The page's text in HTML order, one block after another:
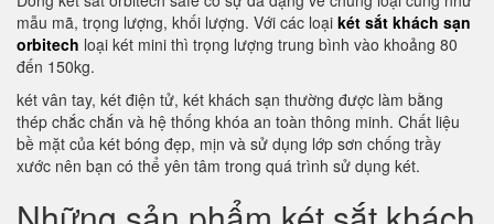
mẫu mã, trọng lượng, khối lượng. Với các loại két sắt khách sạn
orbitech loại két mini thì trọng lượng trung bình vào khoảng 80
đến 150kg.
két vân tay, két điện tử, két khách sạn thường được làm bằng
thép chắc chắn và hệ thống khóa an toàn thông minh. Chất liệu
bề mặt của két bóng đẹp, mịn và sử dụng lớp sơn chống trầy
xước nên bạn có thể yên tâm trong quá trình sử dụng két.